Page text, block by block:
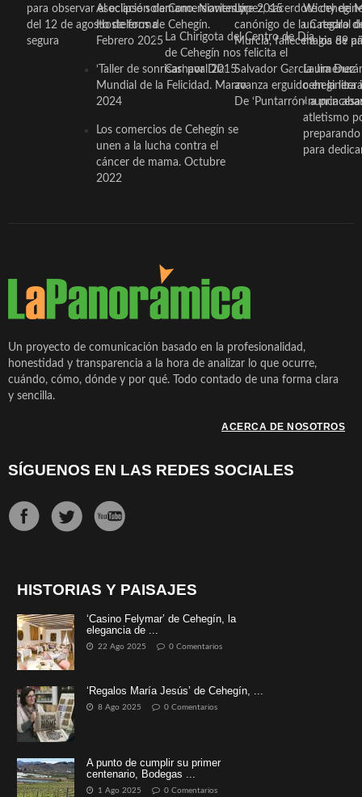
para observar el eclipse solar
del 12 de agosto de forma
segura
Asociación de Comerciantes y
Hosteleros de Cehegín.
Febrero 2025
‘Taller de sonrisas’ por Día
Mundial de la Felicidad. Marzo
2024
Los comercios de Cehegín se
unen a la lucha contra el
cáncer de mama. Octubre
2022
mano. Noviembre 2015
La Chirigota del Centro de Día
de Cehegín nos felicita el
Carnaval 2015
López, sacerdote
canónigo de la Catedral
Murcia, fallece a los 89
Salvador García Jiménez
avanza erguido en la
De ‘Puntarrón’ a
Wichy de
un regalo
magia de
Laura
ceheginera
«nunca
atletismo
para
Un proyecto de comunicación basado en la profesionalidad,
honestidad y transparencia a la hora de analizar lo que ocurre,
cuándo, cómo, dónde y por qué. Todo contado de una forma clara
y sencilla.
ACERCA DE NOSOTROS
SÍGUENOS EN LAS REDES SOCIALES
HISTORIAS Y PAISAJES
‘Casino Felymar’ de Cehegín, la
elegancia de ...
22 Ago 2025 0 Comentarios
‘Regalos María Jesús’ de Cehegín, ...
8 Ago 2025 0 Comentarios
A punto de cumplir su primer
centenario, Bodegas ...
1 Ago 2025 0 Comentarios